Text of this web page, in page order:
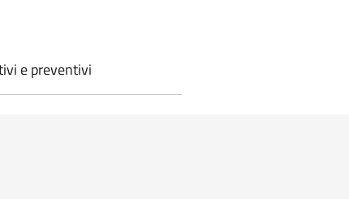
e preventivi